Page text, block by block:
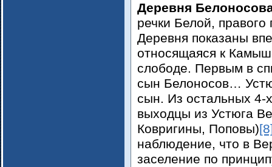
Деревня
речки Белой, правого
Деревня показаны
относящаяся к
слободе. Первым в
сын Белоносов…
сын. Из остальных 4-
выходцы из Устюга
Ковригины, Поповы)
наблюдение, что в
заселение по